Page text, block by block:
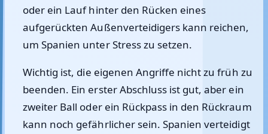
oder ein Lauf hinter den Rücken eines
aufgerückten Außenverteidigers kann reichen,
um Spanien unter Stress zu setzen.
Wichtig ist, die eigenen Angriffe nicht zu früh zu
beenden. Ein erster Abschluss ist gut, aber ein
zweiter Ball oder ein Rückpass in den Rückraum
kann noch gefährlicher sein. Spanien verteidigt